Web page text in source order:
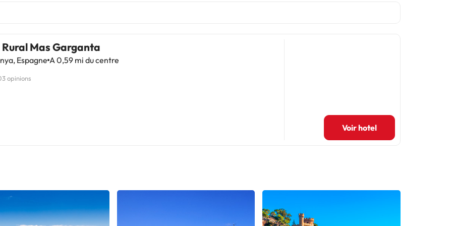
Rural Mas Garganta
Espagne A 0,59 mi du centre
opinions
Voir hotel